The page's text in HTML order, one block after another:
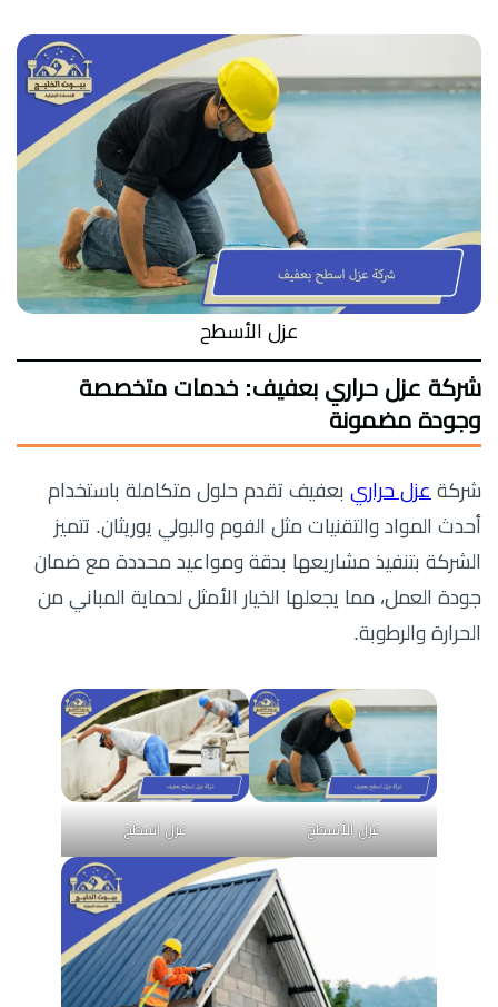
عزل الأسطح
شركة عزل حراري بعفيف: خدمات متخصصة
وجودة مضمونة
شركة عزل حراري بعفيف تقدم حلول متكاملة باستخدام
أحدث المواد والتقنيات مثل الفوم والبولي يوريثان. تتميز
الشركة بتنفيذ مشاريعها بدقة ومواعيد محددة مع ضمان
جودة العمل، مما يجعلها الخيار الأمثل لحماية المباني من
الحرارة والرطوبة.
عزل الأسطح عزل اسطح